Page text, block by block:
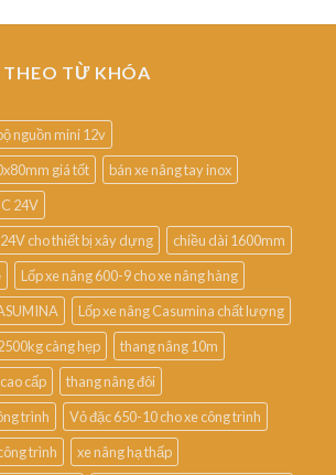
TỪ KHÓA
nguồn mini 12v
giá tốt
bán xe nâng tay inox
24V
cho thiết bị xây dựng
chiều dài 1600mm
Lốp xe nâng 600-9 cho xe nâng hàng
Lốp xe nâng Casumina chất lượng
càng hẹp
thang nâng 10m
cấp
thang nâng đôi
trình
Vỏ đặc 650-10 cho xe công trình
trình
xe nâng hạ thấp